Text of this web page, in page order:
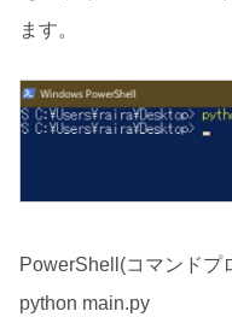
ます。
PowerShell(コマンドプ
python main.py